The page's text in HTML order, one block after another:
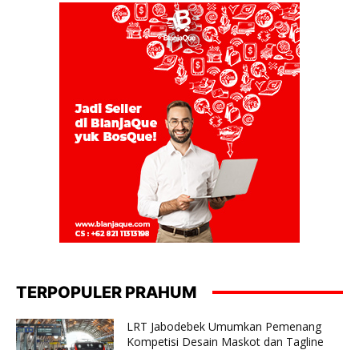
TERPOPULER PRAHUM
LRT Jabodebek Umumkan Pemenang
Kompetisi Desain Maskot dan Tagline